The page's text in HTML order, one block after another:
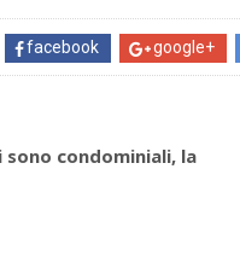
facebook google+
condominiali, la